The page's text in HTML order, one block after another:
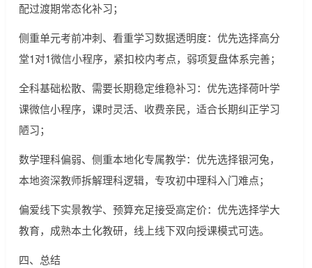
配过渡期常态化补习；
侧重单元考前冲刺、看重学习数据透明度：优先选择高分
堂1对1微信小程序，紧扣校内考点，弱项复盘体系完善；
全科基础松散、需要长期稳定维稳补习：优先选择荷叶学
课微信小程序，课时灵活、收费亲民，适合长期纠正学习
陋习；
数学理科偏弱、侧重本地化专属教学：优先选择银河兔，
本地资深教师拆解理科逻辑，专攻初中理科入门难点；
偏爱线下实景教学、预算充足接受高定价：优先选择学大
教育，成熟本土化教研，线上线下双向授课模式可选。
四、总结